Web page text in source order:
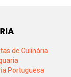
de Culinária
Portuguesa